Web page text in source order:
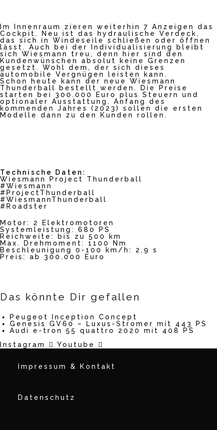
Im Innenraum zieren weiterhin 7 Anzeigen das
Cockpit. Neu ist das hydraulische Verdeck,
das sich in Windeseile schließen oder öffnen
lässt. Auch bei der Individualisierung bleibt
sich Wiesmann treu, denn hier sind den
Kundenwünschen absolut keine Grenzen
gesetzt. Wohl dem, der sich dieses
automobile Vergnügen leisten kann.
Schon heute kann der neue Wiesmann
Thunderball bestellt werden. Die Preise
starten bei 300.000 Euro plus Steuern und
optionaler Ausstattung. Anfang des
kommenden Jahres (2023) sollen die ersten
Modelle dann zu den Kunden rollen.
Technische Daten:
Wiesmann Project Thunderball
#Wiesmann
#ProjectThunderball
#WiesmannThunderball
#Roadster
Motor: 2 Elektromotoren
Systemleistung: 680 PS
Reichweite: bis zu 500 km
Max. Drehmoment: 1100 Nm
Beschleunigung 0-100 km/h: 2,9 s
Preis: ab 300.000 Euro
Das könnte Dir gefallen
Peugeot Inception Concept
Genesis GV60 – Luxus-Stromer mit 443 PS
Audi e-tron 55 quattro 2020 mit 408 PS
Instagram
Youtube
Impressum & Kontakt
Datenschutz